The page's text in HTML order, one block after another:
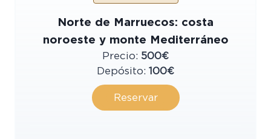
Norte de Marruecos: costa
noroeste y monte Mediterráneo
Precio: 500€
Depósito: 100€
Reservar